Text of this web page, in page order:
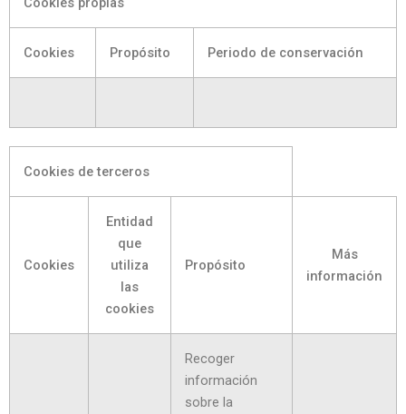
Cookies Propósito Periodo de conservación
Cookies de terceros
Cookies
Entidad
que
utiliza
las
cookies
Propósito
Más
información
Recoger
información
sobre la